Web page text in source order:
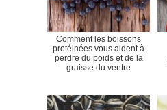
Comment les boissons
protéinées vous aident à
perdre du poids et de la
graisse du ventre